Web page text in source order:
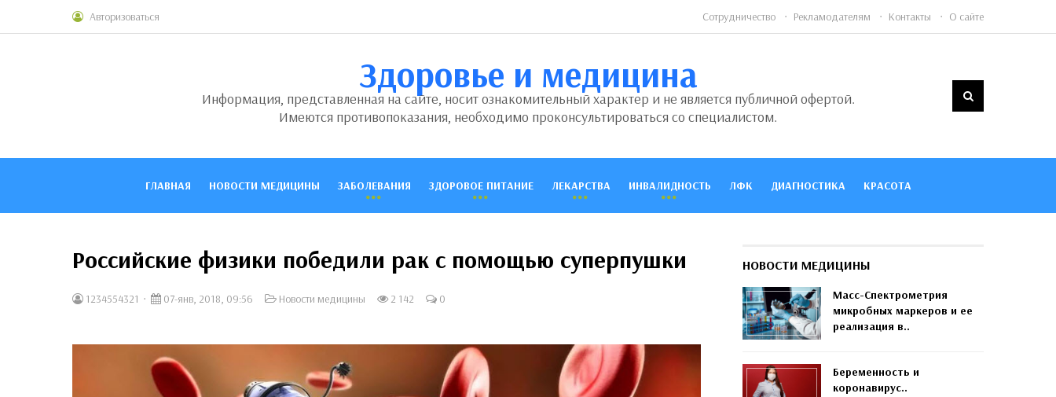
Авторизоваться Сотрудничество Рекламодателям Контакты О сайте
Здоровье и медицина
Информация, представленная на сайте, носит ознакомительный характер и не является публичной офертой.
Имеются противопоказания, необходимо проконсультироваться со специалистом.
ГЛАВНАЯ НОВОСТИ МЕДИЦИНЫ ЗАБОЛЕВАНИЯ ЗДОРОВОЕ ПИТАНИЕ ЛЕКАРСТВА ИНВАЛИДНОСТЬ ЛФК ДИАГНОСТИКА КРАСОТА
Российские физики победили рак с помощью суперпушки
1234554321 07-янв, 2018, 09:56 Новости медицины 2 142 0
НОВОСТИ МЕДИЦИНЫ
Масс-Спектрометрия
микробных маркеров и ее
реализация в..
Беременность и
коронавирус..